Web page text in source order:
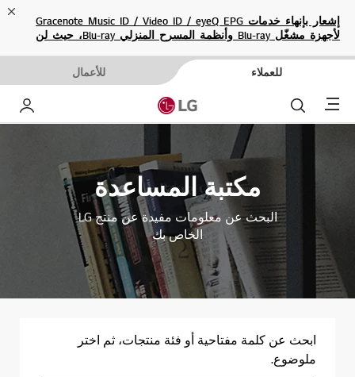
إشعار بإنهاء خدمات Gracenote Music ID / Video ID / eyeQ EPG
لأجهزة مشغّل Blu-ray وأنظمة المسرح المنزلي Blu-ray، حيث لن
للعملاء للأعمال
Menu بحث
مكتبة المساعدة
البحث عن معلومات مفيدة عن منتج LG
الخاص بك
ابحث عن كلمة مفتاحية أو فئة منتجات، ثم اختر
ملوضوع.